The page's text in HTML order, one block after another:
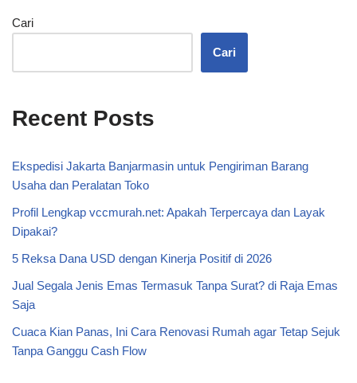
Cari
Cari
Recent Posts
Ekspedisi Jakarta Banjarmasin untuk Pengiriman Barang
Usaha dan Peralatan Toko
Profil Lengkap vccmurah.net: Apakah Terpercaya dan Layak
Dipakai?
5 Reksa Dana USD dengan Kinerja Positif di 2026
Jual Segala Jenis Emas Termasuk Tanpa Surat? di Raja Emas
Saja
Cuaca Kian Panas, Ini Cara Renovasi Rumah agar Tetap Sejuk
Tanpa Ganggu Cash Flow